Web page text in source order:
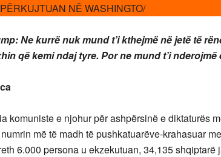
NË WASHINGTO/
Ne kurrë nuk mund t’i kthejmë në jetë të
që kemi ndaj tyre. Por ne mund t’i nderojmë
e njohur për ashpërsinë e diktaturës
më të madh të pushkatuarëve-krahasuar
6.000 persona u ekzekutuan, 34,135